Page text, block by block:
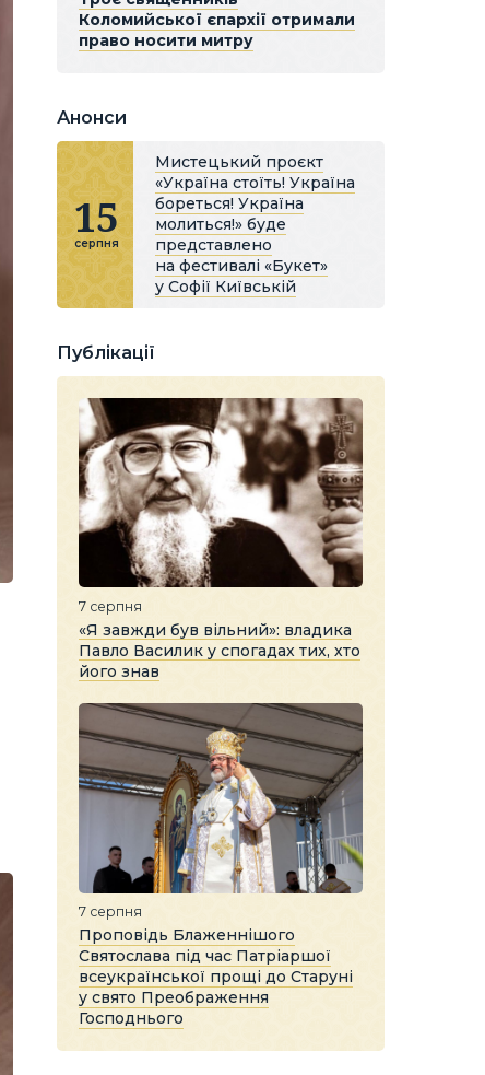
Коломийської єпархії отримали
право носити митру
Анонси
15
серпня
Мистецький проєкт
«Україна стоїть! Україна
бореться! Україна
молиться!» буде
представлено
на фестивалі «Букет»
у Софії Київській
Публікації
7 серпня
«Я завжди був вільний»: владика
Павло Василик у спогадах тих, хто
його знав
7 серпня
Проповідь Блаженнішого
Святослава під час Патріаршої
всеукраїнської прощі до Старуні
у свято Преображення
Господнього